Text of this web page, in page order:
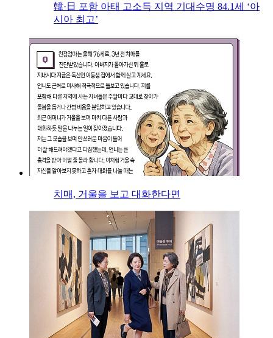
韓·日 포함 아태 고소득 지역 기대수명 84.1세 ‘아
시아 최고’
치매, 거울을 보고 대화한다면